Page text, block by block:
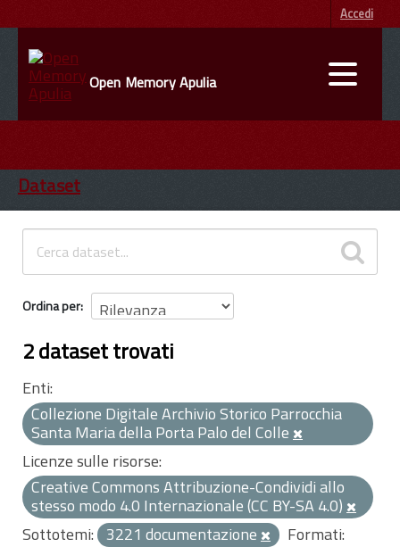
Accedi
Open Memory Apulia
ENTI
INFORMAZIONI
Dataset
Ordina per
2 dataset trovati
Enti:
Collezione Digitale Archivio Storico Parrocchia
Santa Maria della Porta Palo del Colle
Licenze sulle risorse:
Creative Commons Attribuzione-Condividi allo
stesso modo 4.0 Internazionale (CC BY-SA 4.0)
Sottotemi: 3221 documentazione
Formati: